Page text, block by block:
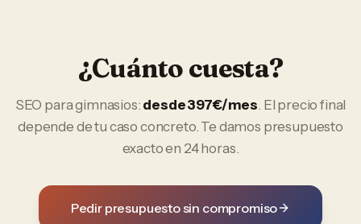
¿Cuánto cuesta?
SEO paragimnasios: desde 397€/mes. El precio final
depende de tu caso concreto. Te damos presupuesto
exacto en 24 horas.
Pedir presupuesto sin compromiso